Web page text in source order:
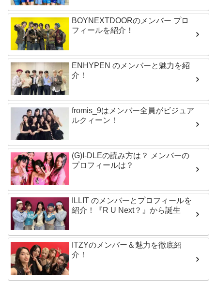
BOYNEXTDOORのメンバー プロ
フィールを紹介！
ENHYPEN のメンバーと魅力を紹
介！
fromis_9はメンバー全員がビジュア
ルクィーン！
(G)I-DLEの読み方は？ メンバーの
プロフィールは？
ILLIT のメンバーとプロフィールを
紹介！『R U Next？』から誕生
ITZYのメンバー＆魅力を徹底紹
介！